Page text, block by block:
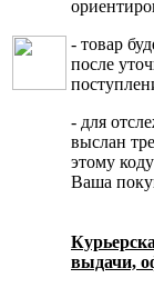
- товар
после
- для
выслан
этому
Ваша
выдачи,